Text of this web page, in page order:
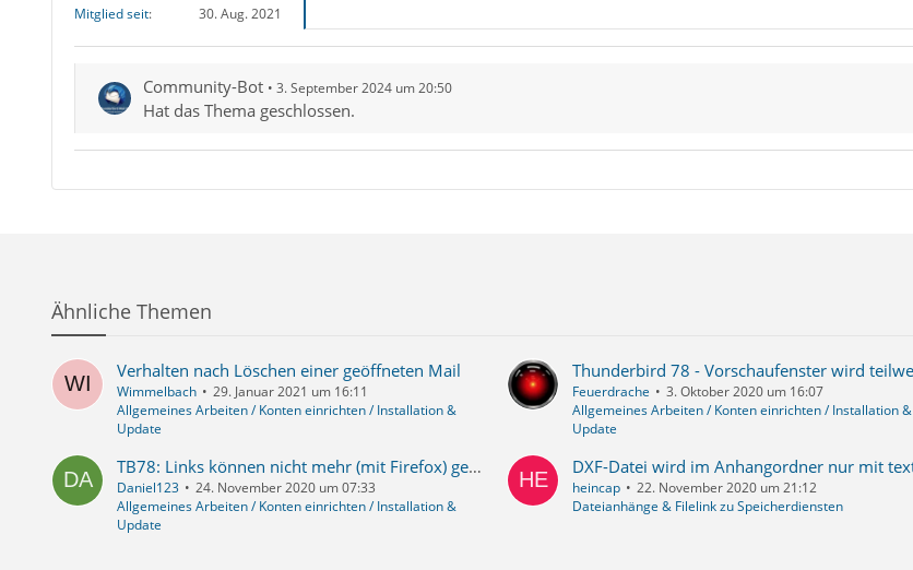
Mitglied seit
30. Aug. 2021
Community-Bot 3. September 2024 um 20:50
Hat das Thema geschlossen.
Ähnliche Themen
Verhalten nach Löschen einer geöffneten Mail
Wimmelbach
29. Januar 2021 um 16:11
Allgemeines Arbeiten / Konten einrichten / Installation &
Update
Feuerdrache
3. Oktober 2020 um 16:07
Allgemeines Arbeiten / Konten einrichten / Installation &
Update
TB78: Links können nicht mehr (mit Firefox) geöffnet werden
Daniel123
24. November 2020 um 07:33
Allgemeines Arbeiten / Konten einrichten / Installation &
Update
heincap
22. November 2020 um 21:12
Dateianhänge & Filelink zu Speicherdiensten